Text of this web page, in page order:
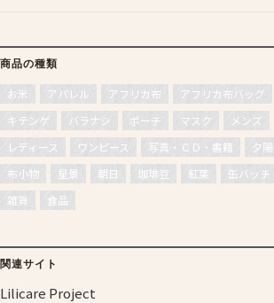
商品の種類
お米 アパレル アフリカ布 アフリカ布バッグ
キテンゲ
バラナシ ポーチ マスク メンズ
レディース
ワンピース 写真・ＣＤ・書籍 夕陽
布小物
星景 朝日 珈琲豆 紅葉 缶バッチ
雑貨
食品
関連サイト
Lilicare Project